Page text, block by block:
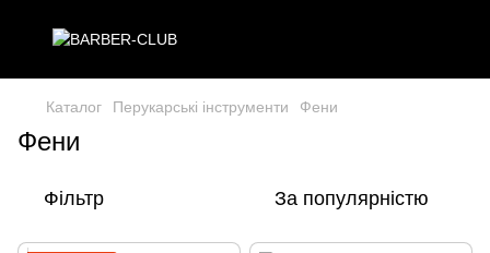
Каталог Перукарські інструменти Фени
Фени
Фільтр За популярністю